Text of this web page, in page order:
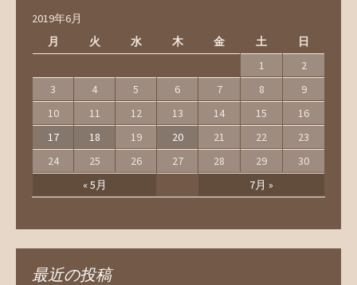
2019年6月
月
火 水 木 金 土 日
« 5月 7月 »
1
2
3
4 5 6 7 8
9
10
11 12 13 14 15
16
17
18 19 20 21 22
23
24
25 26 27 28 29 30
最近の投稿